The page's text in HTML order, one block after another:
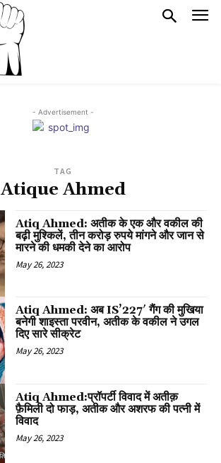
- Advertisement -
TAG
Atique Ahmed
Atiq Ahmed: अतीक के एक और वकील की
बढ़ी मुश्किलें, तीन करोड़ रुपये मांगने और जान से
मारने की धमकी देने का आरोप
May 26, 2023
Atiq Ahmed: अब IS’227′ गैंग की मुखिया
बनेगी शाइस्ता परवीन, अतीक के वकील ने उगल
दिए सारे सीक्रेट
May 26, 2023
Atiq Ahmed:प्रॉपर्टी विवाद में अतीक़
फ़ैमिली दो फाड़, अतीक और अशरफ की पत्नी में
विवाद
May 26, 2023